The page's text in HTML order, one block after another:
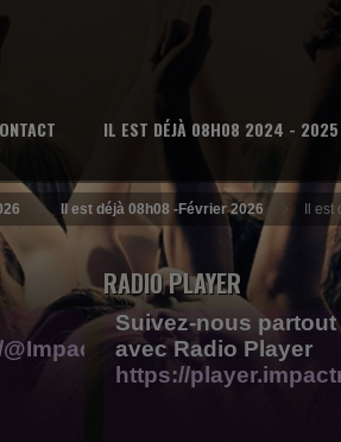
IL EST DÉJÀ 08H08 2024 - 2025
Il est déjà 08h08 -Février 2026 Il
RADIO PLAYER
Suivez-nous
avec Radio Player
https://